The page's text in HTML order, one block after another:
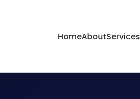
HomeAboutServices